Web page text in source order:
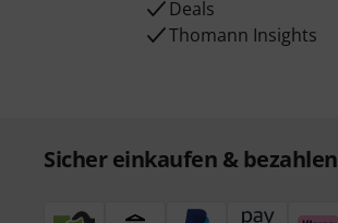
Deals
Thomann Insights
Sicher einkaufen & bezahlen